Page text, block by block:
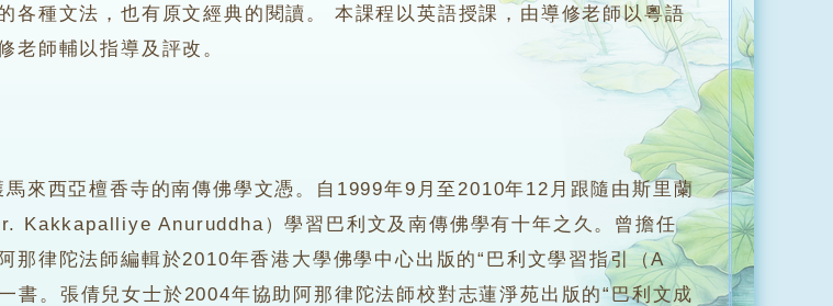
各種文法，也有原文經典的閱讀。 本課程以英語授課，由導修老師以粵語
老師輔以指導及評改。
西亞檀香寺的南傳佛學文憑。自1999年9月至2010年12月跟隨由斯里蘭
Kakkapalliye Anuruddha）學習巴利文及南傳佛學有十年之久。曾擔任
那律陀法師編輯於2010年香港大學佛學中心出版的“巴利文學習指引（A
。張倩兒女士於2004年協助阿那律陀法師校對志蓮淨苑出版的“巴利文成